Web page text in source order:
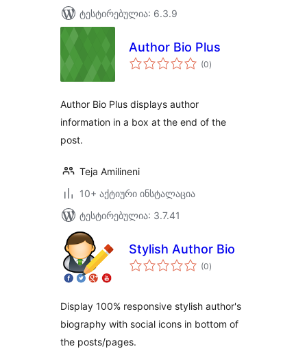
ტესტირებულია: 6.3.9
Author Bio Plus
(0საერთო
რეიტინგი
)
Author Bio Plus displays author
information in a box at the end of the
post.
Teja Amilineni
10+ აქტიური ინსტალაცია
ტესტირებულია: 3.7.41
Stylish Author Bio
(0საერთო
რეიტინგი
)
Display 100% responsive stylish author's
biography with social icons in bottom of
the posts/pages.